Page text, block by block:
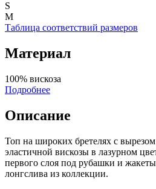
S
M
Таблица соответствий размеров
Материал
100% вискоза
Подробнее
Описание
Топ на широких бретелях с
эластичной вискозы в лазурном
первого слоя под рубашки и
лонгслива из коллекции.